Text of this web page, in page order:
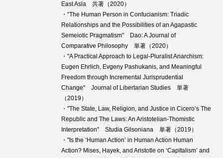
East Asia 共著（2020）
・“The Human Person in Confucianism: Triadic
Relationships and the Possibilities of an Agapastic
Semeiotic Pragmatism" Dao: A Journal of
Comparative Philosophy 単著（2020）
・"A Practical Approach to Legal-Pluralist Anarchism:
Eugen Ehrlich, Evgeny Pashukanis, and Meaningful
Freedom through Incremental Jurisprudential
Change" Journal of Libertarian Studies 単著
（2019）
・"The State, Law, Religion, and Justice in Cicero’s The
Republic and The Laws: An Aristotelian-Thomistic
Interpretation" Studia Gilsoniana 単著（2019）
・"Is the ‘Human Action’ in Human Action Human
Action? Mises, Hayek, and Aristotle on ‘Capitalism’ and